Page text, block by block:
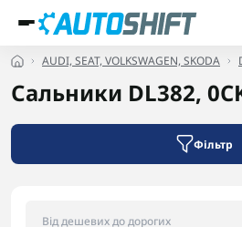
AUDI, SEAT, VOLKSWAGEN, SKODA
Сальники DL382,
Фільтр